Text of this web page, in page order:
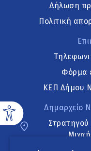
Δήλωση
Πολιτική
Φόρμα
ΚΕΠ Δήμου
Δημαρχείο